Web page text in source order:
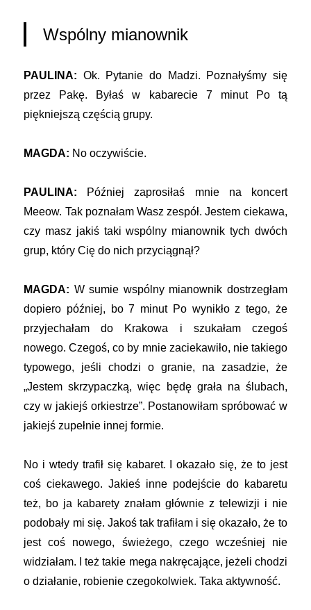
Wspólny mianownik
PAULINA: Ok. Pytanie do Madzi. Poznałyśmy się
przez Pakę. Byłaś w kabarecie 7 minut Po tą
piękniejszą częścią grupy.
MAGDA: No oczywiście.
PAULINA: Później zaprosiłaś mnie na koncert
Meeow. Tak poznałam Wasz zespół. Jestem ciekawa,
czy masz jakiś taki wspólny mianownik tych dwóch
grup, który Cię do nich przyciągnął?
MAGDA: W sumie wspólny mianownik dostrzegłam
dopiero później, bo 7 minut Po wynikło z tego, że
przyjechałam do Krakowa i szukałam czegoś
nowego. Czegoś, co by mnie zaciekawiło, nie takiego
typowego, jeśli chodzi o granie, na zasadzie, że
„Jestem skrzypaczką, więc będę grała na ślubach,
czy w jakiejś orkiestrze”. Postanowiłam spróbować w
jakiejś zupełnie innej formie.
No i wtedy trafił się kabaret. I okazało się, że to jest
coś ciekawego. Jakieś inne podejście do kabaretu
też, bo ja kabarety znałam głównie z telewizji i nie
podobały mi się. Jakoś tak trafiłam i się okazało, że to
jest coś nowego, świeżego, czego wcześniej nie
widziałam. I też takie mega nakręcające, jeżeli chodzi
o działanie, robienie czegokolwiek. Taka aktywność.